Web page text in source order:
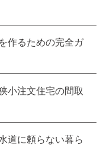
作るための完全ガ
小注文住宅の間取
道に頼らない暮ら